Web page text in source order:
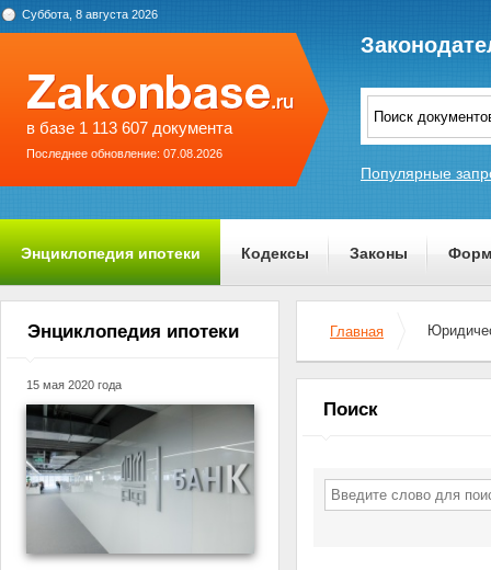
Суббота, 8 августа 2026
в базе 1 113 607 документа
Последнее обновление: 07.08.2026
Популярные
Энциклопедия ипотеки Кодексы Законы
О проекте
Энциклопедия ипотеки
15 мая 2020 года
Главная
Поиск